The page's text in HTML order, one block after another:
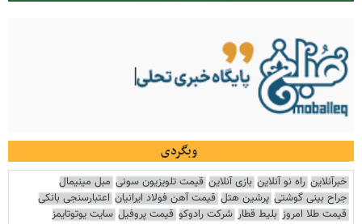
وبگردی
خبرآنلاین راه نو آنلاین بازی آنلاین قیمت تلویزیون سونی مبل مینیمال
جراح بینی گوشتی پرشین هتل قیمت آهن فولاد ایرانیان اعتبارسنجی بانکی
قیمت طلا امروز بلیط قطار شرکت رادوکو قیمت پروفیل سایت یوتوتایمز